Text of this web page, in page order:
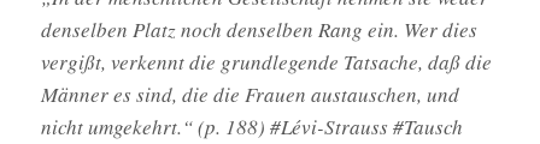
denselben Platz noch denselben Rang ein. Wer dies
vergißt, verkennt die grundlegende Tatsache, daß die
Männer es sind, die die Frauen austauschen, und
nicht umgekehrt.“ (p. 188) #Lévi-Strauss #Tausch